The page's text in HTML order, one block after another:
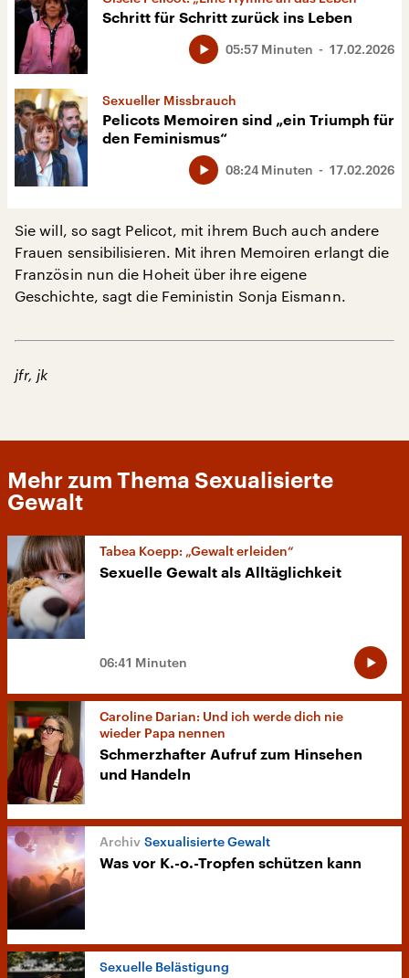
Schritt für Schritt zurück ins Leben
17.02.2026
05:57 Minuten
Sexueller Missbrauch
Pelicots Memoiren sind „ein Triumph für
den Feminismus“
17.02.2026
08:24 Minuten
Sie will, so sagt Pelicot, mit ihrem Buch auch andere
Frauen sensibilisieren. Mit ihren Memoiren erlangt die
Französin nun die Hoheit über ihre eigene
Geschichte, sagt die Feministin Sonja Eismann.
jfr, jk
Mehr zum Thema Sexualisierte
Gewalt
Tabea Koepp: „Gewalt erleiden“
Sexuelle Gewalt als Alltäglichkeit
06:41 Minuten
Caroline Darian: Und ich werde dich nie
wieder Papa nennen
Schmerzhafter Aufruf zum Hinsehen
und Handeln
Sexualisierte Gewalt
Was vor K.-o.-Tropfen schützen kann
Sexuelle Belästigung